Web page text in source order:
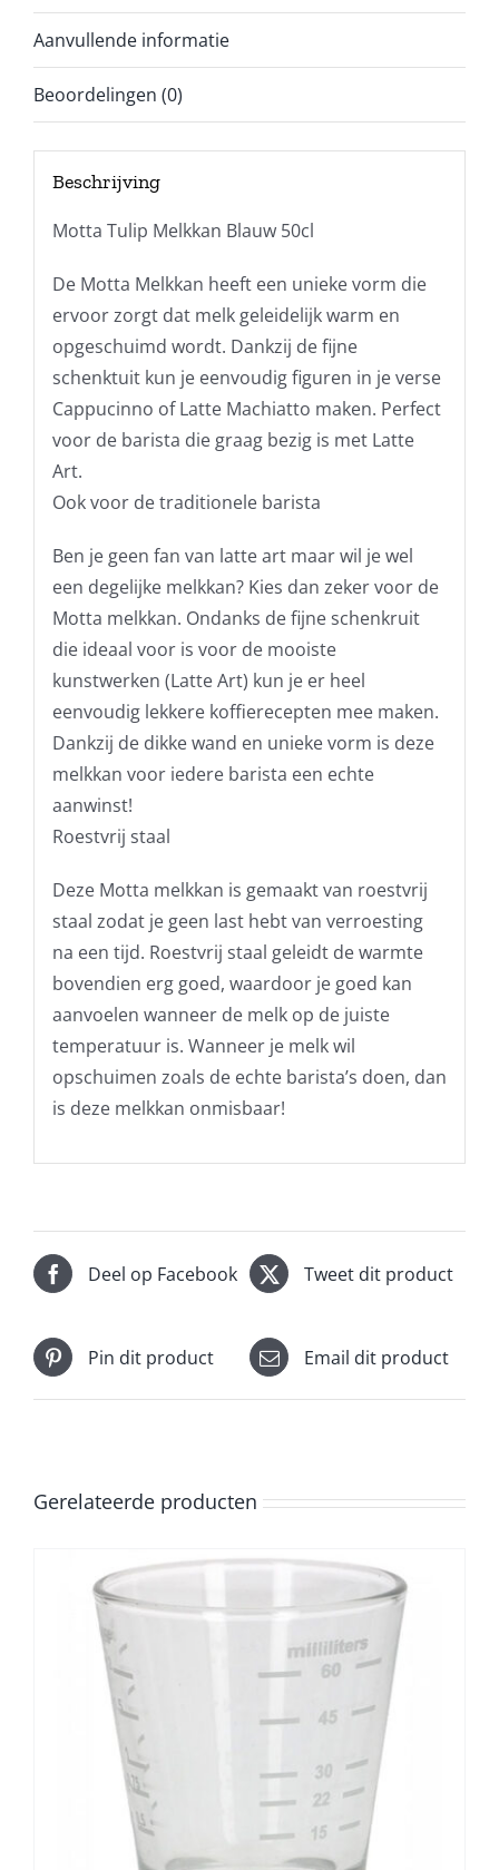
Aanvullende informatie
Beoordelingen (0)
Beschrijving
Motta Tulip Melkkan Blauw 50cl
De Motta Melkkan heeft een unieke vorm die
ervoor zorgt dat melk geleidelijk warm en
opgeschuimd wordt. Dankzij de fijne
schenktuit kun je eenvoudig figuren in je verse
Cappucinno of Latte Machiatto maken. Perfect
voor de barista die graag bezig is met Latte
Art.
Ook voor de traditionele barista
Ben je geen fan van latte art maar wil je wel
een degelijke melkkan? Kies dan zeker voor de
Motta melkkan. Ondanks de fijne schenkruit
die ideaal voor is voor de mooiste
kunstwerken (Latte Art) kun je er heel
eenvoudig lekkere koffierecepten mee maken.
Dankzij de dikke wand en unieke vorm is deze
melkkan voor iedere barista een echte
aanwinst!
Roestvrij staal
Deze Motta melkkan is gemaakt van roestvrij
staal zodat je geen last hebt van verroesting
na een tijd. Roestvrij staal geleidt de warmte
bovendien erg goed, waardoor je goed kan
aanvoelen wanneer de melk op de juiste
temperatuur is. Wanneer je melk wil
opschuimen zoals de echte barista’s doen, dan
is deze melkkan onmisbaar!
Deel op Facebook Tweet dit product
Pin dit product Email dit product
Gerelateerde producten